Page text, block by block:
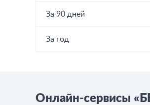
За 90 дней
За год
Онлайн-сервисы